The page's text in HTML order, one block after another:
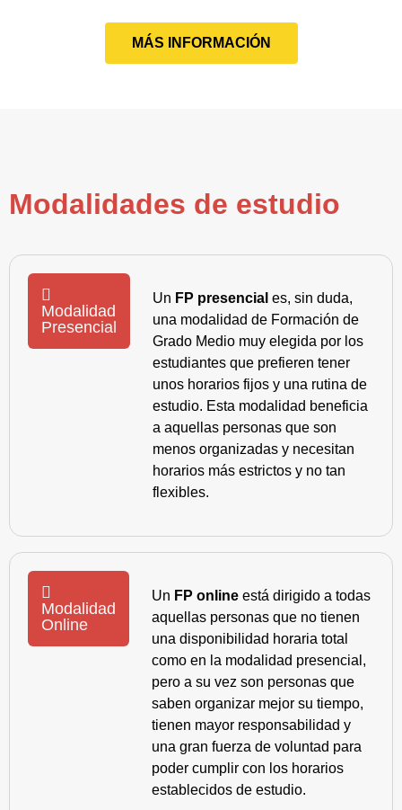
MÁS INFORMACIÓN
Modalidades de estudio
Modalidad
Presencial
Un FP presencial es, sin duda,
una modalidad de Formación de
Grado Medio muy elegida por los
estudiantes que prefieren tener
unos horarios fijos y una rutina de
estudio. Esta modalidad beneficia
a aquellas personas que son
menos organizadas y necesitan
horarios más estrictos y no tan
flexibles.
Modalidad
Online
Un FP online está dirigido a todas
aquellas personas que no tienen
una disponibilidad horaria total
como en la modalidad presencial,
pero a su vez son personas que
saben organizar mejor su tiempo,
tienen mayor responsabilidad y
una gran fuerza de voluntad para
poder cumplir con los horarios
establecidos de estudio.